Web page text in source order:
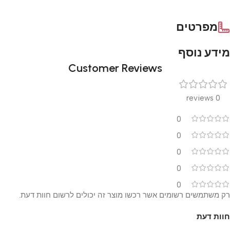
מפרטים
מידע נוסף
Customer Reviews
0 reviews
0
0
0
0
0
חוות דעת
רק משתמשים רשומים אשר רכשו מוצר זה יכולים לרשום חוות דעת.